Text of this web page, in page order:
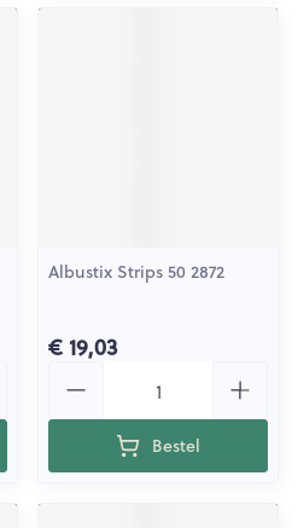
Albustix Strips 50 2872
€ 19,03
Bestel